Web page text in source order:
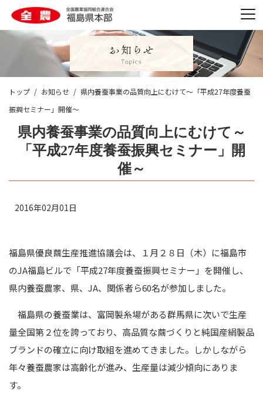
トップ お知らせ
県内養蚕事業の品質向上にむけて～「平成27年度養蚕
振興セミナー」開催～
県内養蚕事業の品質向上にむけて～
「平成27年度養蚕振興セミナー」開
催～
2016年02月01日
福島県優良繭生産推進協議会は、１月２８日（木）に福島市
のJA福島ビルで「平成27年度養蚕振興セミナー」を開催し、
県内養蚕農家、県、JA、関係者ら60名が参加しました。
福島県の養蚕業は、富岡製糸場がある群馬県に次いで生産
量全国第２位を誇っており、高品質な繭づくりと純国産絹製品
ブランドの確立に向け取組を進めてきました。しかしながら
年々養蚕農家は高齢化が進み、生産量は減少傾向にありま
す。